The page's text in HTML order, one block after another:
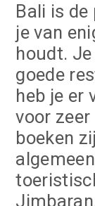
Bali is
je van
houdt.
goede
heb je er
voor
boeken